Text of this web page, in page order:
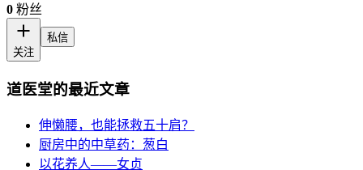
0 粉丝
关注
私信
道医堂的最近文章
伸懒腰，也能拯救五十肩？
厨房中的中草药：葱白
以花养人——女贞